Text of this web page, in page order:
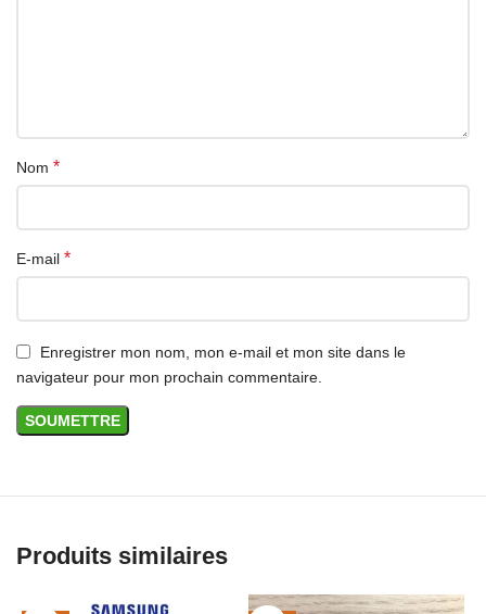
Spécification:
Matériau: Plastique
Le forfait Comprend:
Nom *
E-mail *
Enregistrer mon nom, mon e-mail et mon site dans le
navigateur pour mon prochain commentaire.
Produits similaires